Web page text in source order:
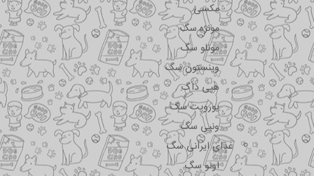
مکسی
مونژه سگ
مونلو سگ
وینستون سگ
هپی داگ
یوروپت سگ
ونپی سگ
غذای ایرانی سگ
اونو سگ